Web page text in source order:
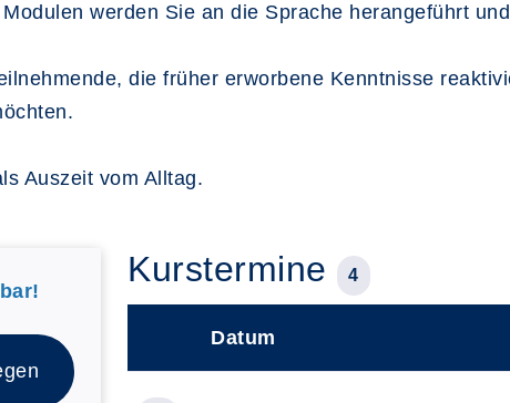
werden Sie an die Sprache herangeführt
die früher erworbene Kenntnisse
Auszeit vom Alltag.
Kurstermine 4
Datum